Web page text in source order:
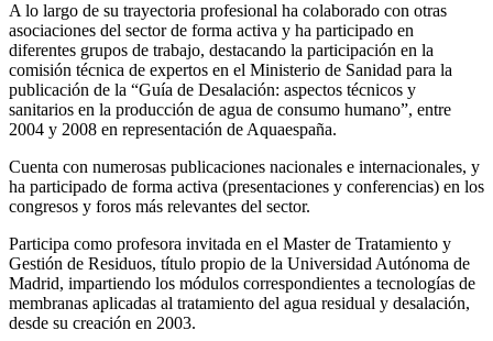
A lo largo de su trayectoria profesional ha colaborado con otras
asociaciones del sector de forma activa y ha participado en
diferentes grupos de trabajo, destacando la participación en la
comisión técnica de expertos en el Ministerio de Sanidad para la
publicación de la “Guía de Desalación: aspectos técnicos y
sanitarios en la producción de agua de consumo humano”, entre
2004 y 2008 en representación de Aquaespaña.
Cuenta con numerosas publicaciones nacionales e internacionales, y
ha participado de forma activa (presentaciones y conferencias) en los
congresos y foros más relevantes del sector.
Participa como profesora invitada en el Master de Tratamiento y
Gestión de Residuos, título propio de la Universidad Autónoma de
Madrid, impartiendo los módulos correspondientes a tecnologías de
membranas aplicadas al tratamiento del agua residual y desalación,
desde su creación en 2003.